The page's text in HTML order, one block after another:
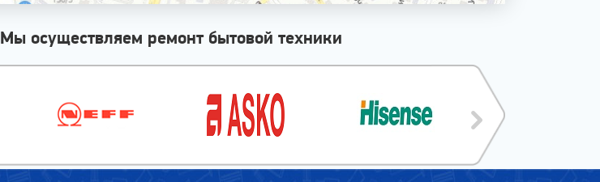
Мы осуществляем ремонт бытовой техники